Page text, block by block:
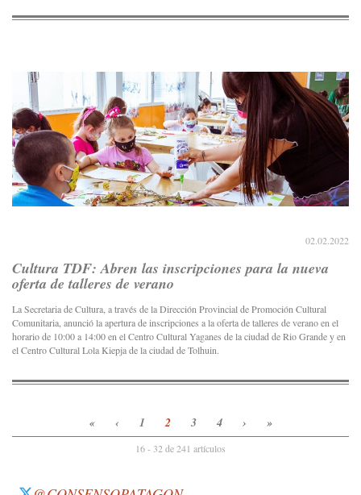
02.02.2022
Cultura TDF: Abren las inscripciones para la nueva
oferta de talleres de verano
La Secretaria de Cultura, a través de la Dirección Provincial de Promoción Cultural
Comunitaria, anunció la apertura de inscripciones a la oferta de talleres de verano en el
horario de 10:00 a 14:00 en el Centro Cultural Yaganes de la ciudad de Rio Grande y en
el Centro Cultural Lola Kiepja de la ciudad de Tolhuin.
« ‹ 1 2 3 4 › »
16 - 32 de 241 artículos